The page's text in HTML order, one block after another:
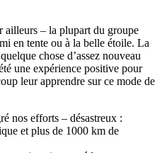
ailleurs – la plupart du groupe
en tente ou à la belle étoile. La
chose d’assez nouveau
une expérience positive pour
leur apprendre sur ce mode de
nos efforts – désastreux :
et plus de 1000 km de